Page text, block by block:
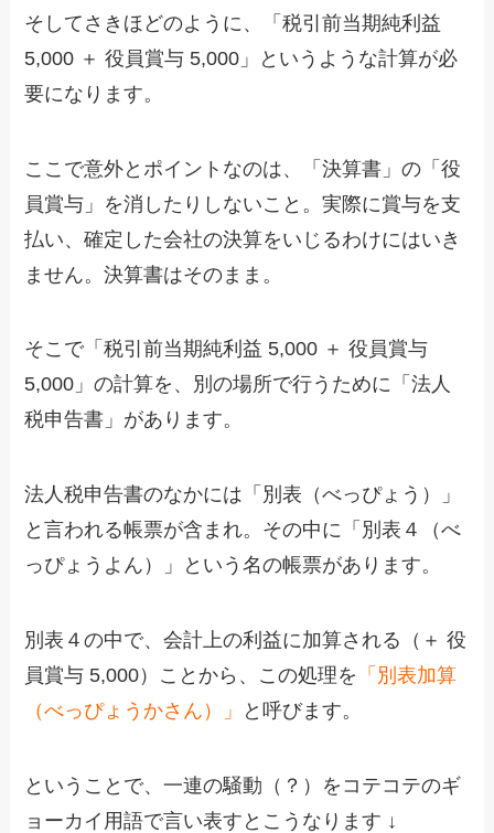
そしてさきほどのように、「税引前当期純利益
5,000 ＋ 役員賞与 5,000」というような計算が必
要になります。
ここで意外とポイントなのは、「決算書」の「役
員賞与」を消したりしないこと。実際に賞与を支
払い、確定した会社の決算をいじるわけにはいき
ません。決算書はそのまま。
そこで「税引前当期純利益 5,000 ＋ 役員賞与
5,000」の計算を、別の場所で行うために「法人
税申告書」があります。
法人税申告書のなかには「別表（べっぴょう）」
と言われる帳票が含まれ。その中に「別表４（べ
っぴょうよん）」という名の帳票があります。
別表４の中で、会計上の利益に加算される（＋ 役
員賞与 5,000）ことから、この処理を 「別表加算
（べっぴょうかさん）」
と呼びます。
ということで、一連の騒動（？）をコテコテのギ
ョーカイ用語で言い表すとこうなります ↓